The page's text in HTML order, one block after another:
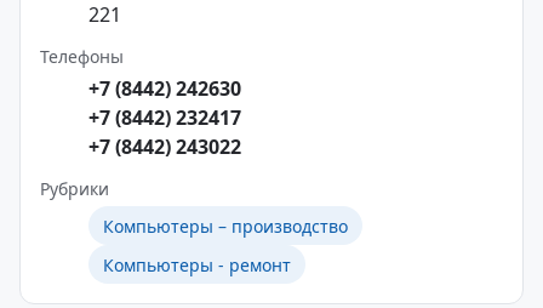
221
Телефоны
+7 (8442) 242630
+7 (8442) 232417
+7 (8442) 243022
Рубрики
Компьютеры – производство
Компьютеры - ремонт